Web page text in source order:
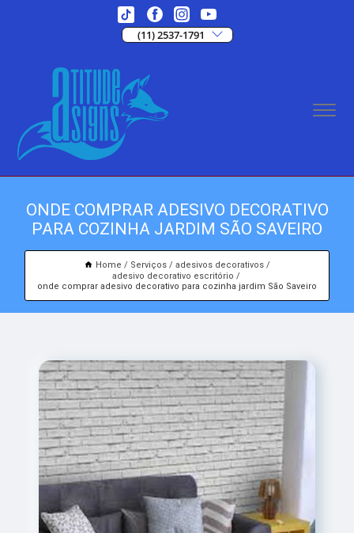
(11) 2537-1791
ONDE COMPRAR ADESIVO DECORATIVO
PARA COZINHA JARDIM SÃO SAVEIRO
Home Serviços
adesivos decorativos
adesivo decorativo escritório
onde comprar adesivo decorativo para cozinha jardim São Saveiro